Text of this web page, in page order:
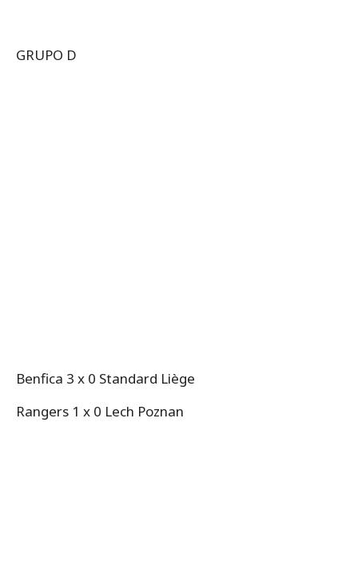
GRUPO D
Benfica 3 x 0 Standard Liège
Rangers 1 x 0 Lech Poznan